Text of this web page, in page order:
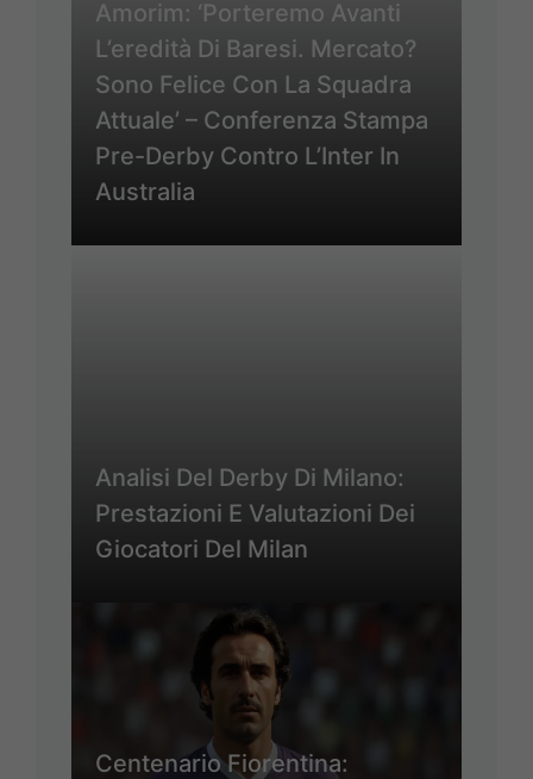
Amorim: ‘Porteremo Avanti
L’eredità Di Baresi. Mercato?
Sono Felice Con La Squadra
Attuale’ – Conferenza Stampa
Pre-Derby Contro L’Inter In
Australia
Analisi Del Derby Di Milano:
Prestazioni E Valutazioni Dei
Giocatori Del Milan
Centenario Fiorentina: